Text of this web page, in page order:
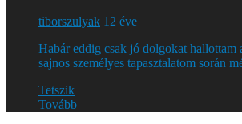
tiborszulyak 12 éve
Habár eddig csak jó dolgokat hallottam
sajnos személyes tapasztalatom során
Tetszik
Tovább